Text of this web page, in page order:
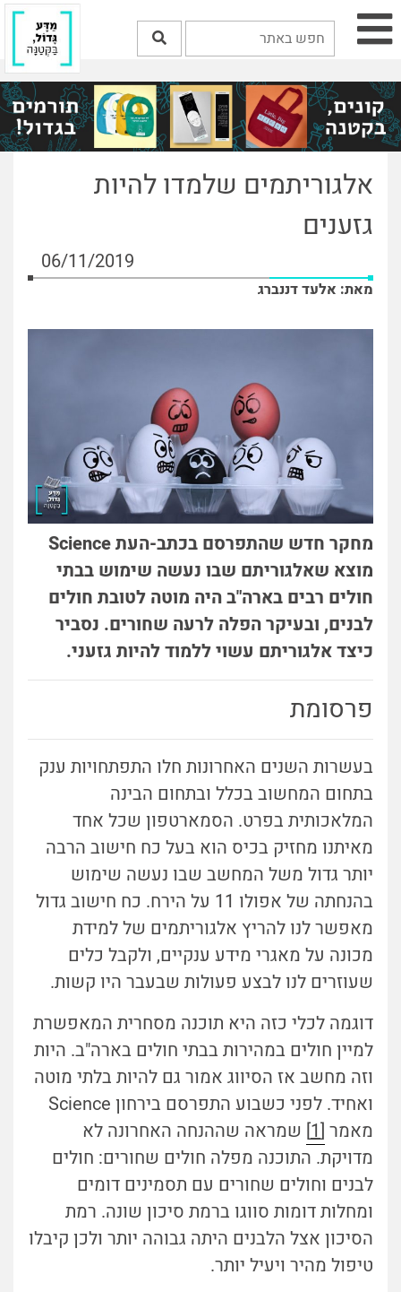
אלגוריתמים שלמדו להיות
גזענים
06/11/2019
מאת: אלעד דננברג
מחקר חדש שהתפרסם בכתב-העת Science
מוצא שאלגוריתם שבו נעשה שימוש בבתי
חולים רבים בארה"ב היה מוטה לטובת חולים
לבנים, ובעיקר הפלה לרעה שחורים. נסביר
כיצד אלגוריתם עשוי ללמוד להיות גזעני.
פרסומת
בעשרות השנים האחרונות חלו התפתחויות ענק
בתחום המחשוב בכלל ובתחום הבינה
המלאכותית בפרט. הסמארטפון שכל אחד
מאיתנו מחזיק בכיס הוא בעל כח חישוב הרבה
יותר גדול משל המחשב שבו נעשה שימוש
בהנחתה של אפולו 11 על הירח. כח חישוב גדול
מאפשר לנו להריץ אלגוריתמים של למידת
מכונה על מאגרי מידע ענקיים, ולקבל כלים
שעוזרים לנו לבצע פעולות שבעבר היו קשות.
דוגמה לכלי כזה היא תוכנה מסחרית המאפשרת
למיין חולים במהירות בבתי חולים בארה"ב. היות
וזה מחשב אז הסיווג אמור גם להיות בלתי מוטה
ואחיד. לפני כשבוע התפרסם בירחון Science
מאמר [1]
שמראה שההנחה האחרונה לא
מדויקת. התוכנה מפלה חולים שחורים: חולים
לבנים וחולים שחורים עם תסמינים דומים
ומחלות דומות סווגו ברמת סיכון שונה. רמת
הסיכון אצל הלבנים היתה גבוהה יותר ולכן קיבלו
טיפול מהיר ויעיל יותר.